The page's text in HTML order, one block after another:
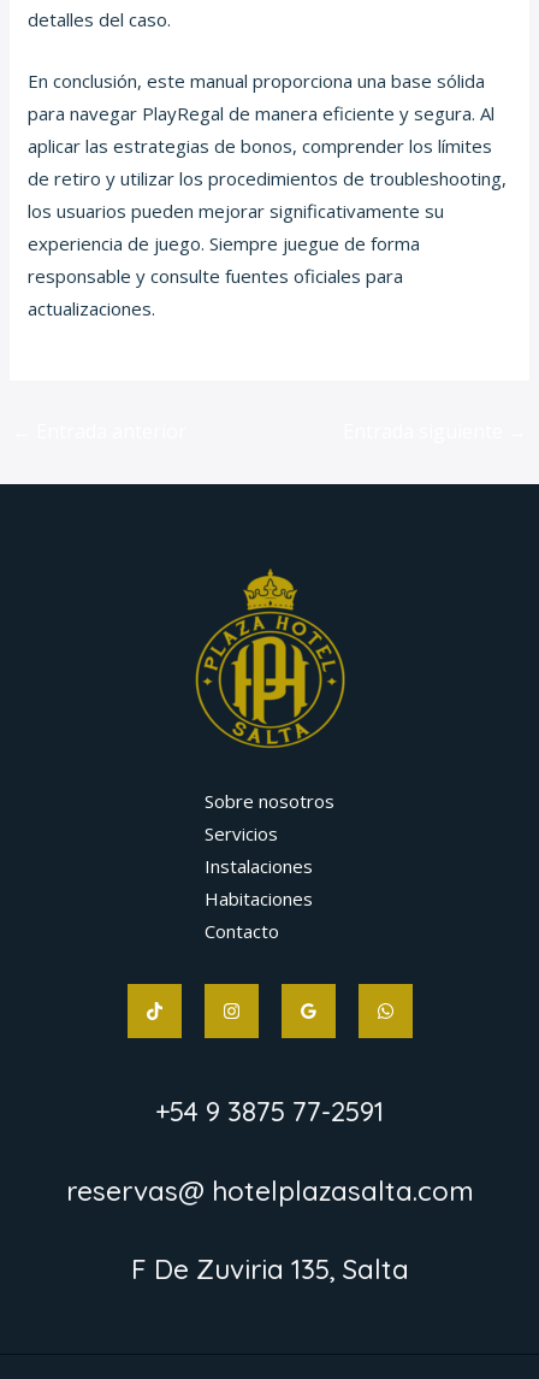
detalles del caso.
En conclusión, este manual proporciona una base sólida
para navegar PlayRegal de manera eficiente y segura. Al
aplicar las estrategias de bonos, comprender los límites
de retiro y utilizar los procedimientos de troubleshooting,
los usuarios pueden mejorar significativamente su
experiencia de juego. Siempre juegue de forma
responsable y consulte fuentes oficiales para
actualizaciones.
Sobre nosotros
Servicios
Instalaciones
Habitaciones
Contacto
+54 9 3875 77-2591
reservas@ hotelplazasalta.com
F De Zuviria 135, Salta